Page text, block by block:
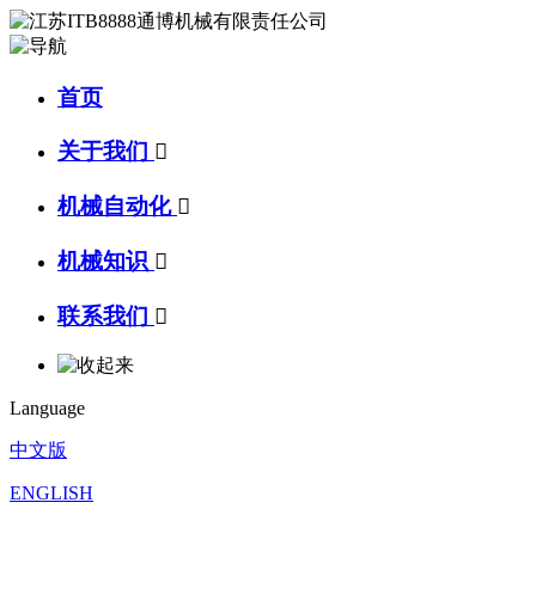
首页
关于我们 
机械自动化 
机械知识 
联系我们 
Language
中文版
ENGLISH